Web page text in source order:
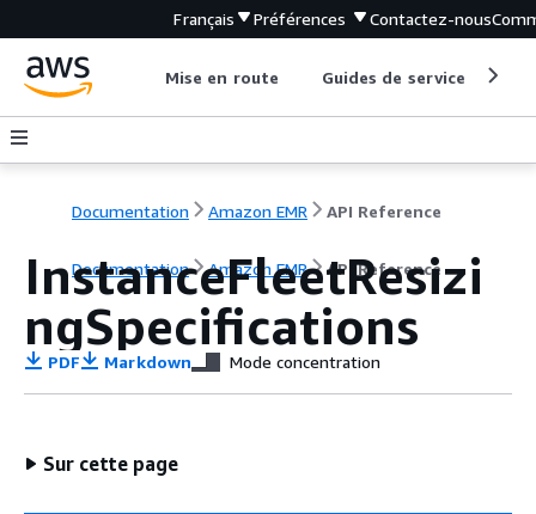
Français Préférences Contactez-nous
Mise en route Guides de service
Documentation Amazon EMR API Reference
Documentation Amazon EMR API Reference
InstanceFleetResizi
ngSpecifications
PDF Markdown Mode concentration
Sur cette page